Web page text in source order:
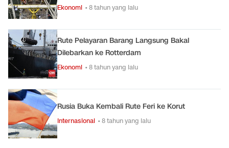
Ekonomi • 8 tahun yang lalu
Rute Pelayaran Barang Langsung Bakal
Dilebarkan ke Rotterdam
Ekonomi • 8 tahun yang lalu
Rusia Buka Kembali Rute Feri ke Korut
Internasional • 8 tahun yang lalu